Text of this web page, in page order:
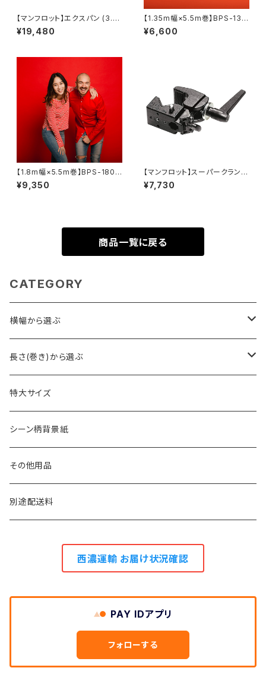
【マンフロット】エクスパン (3.5
mメタルチェーン付) 046MC
¥19,480
【1.35m幅×5.5m巻】BPS-130
5 全50色 スーペリア背景紙
¥6,600
【1.8m幅×5.5m巻】BPS-1805
全17色 スーペリア背景紙
¥9,350
【マンフロット】スーパークランプ
035
¥7,730
商品一覧に戻る
CATEGORY
横幅から選ぶ
2.7m幅
1.75m幅・1.8m幅
1.3m幅
0.9m幅
長さ(巻き)から選ぶ
23m巻き
11m巻き
5.5m巻き
2.7m巻き
特大サイズ
シーン柄背景紙
その他用品
別途配送料
西濃運輸 お届け状況確認
PAY IDアプリ
フォローする